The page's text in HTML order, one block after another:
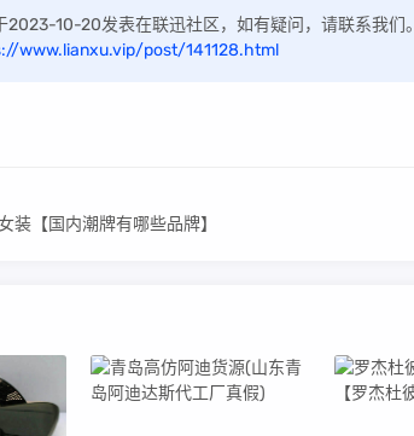
2023-10-20发表在联迅社区，如有疑问，请联系我们。
www.lianxu.vip/post/141128.html
装【国内潮牌有哪些品牌】